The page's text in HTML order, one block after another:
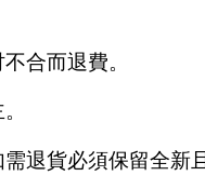
合而退費。
退貨必須保留全新